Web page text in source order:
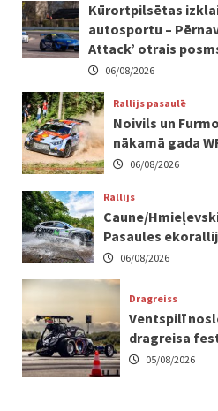
Kūrortpilsētas
autosportu –
Attack’ otrais
06/08/2026
Rallijs pasaulē
Noivils un
nākamā gada
06/08/2026
Rallijs
Caune/
Pasaules
06/08/2026
Dragreiss
Ventspilī
dragreisa
05/08/2026